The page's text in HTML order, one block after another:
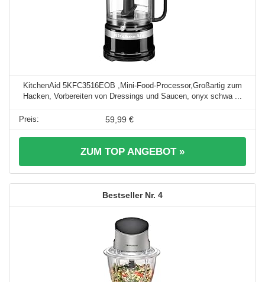
KitchenAid 5KFC3516EOB ,Mini-Food-Processor,Großartig zum
Hacken, Vorbereiten von Dressings und Saucen, onyx schwa ...
59,99 €
ZUM TOP ANGEBOT »
4